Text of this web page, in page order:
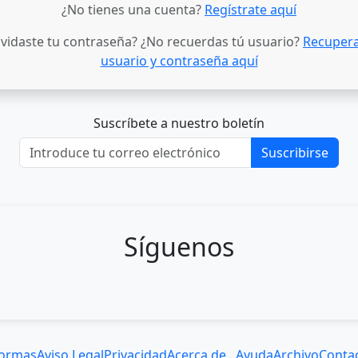
¿No tienes una cuenta? Regístrate aquí
tu contraseña? ¿No recuerdas tú usuario?
usuario y contraseña aquí
Suscríbete a nuestro boletín
Suscribirse
Síguenos